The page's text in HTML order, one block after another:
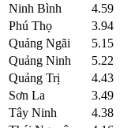
Ninh Bình
4.59
Phú Thọ
3.94
Quảng Ngãi
5.15
Quảng Ninh
5.22
Quảng Trị
4.43
Sơn La
3.49
Tây Ninh
4.38